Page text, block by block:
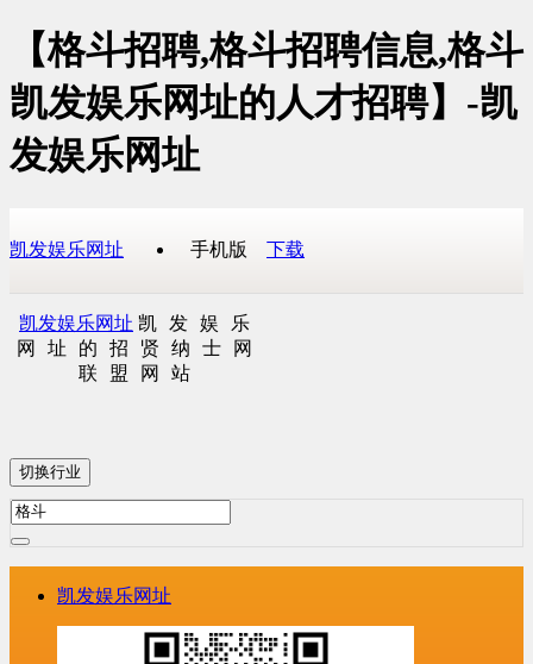
【格斗招聘,格斗招聘信息,格斗
凯发娱乐网址的人才招聘】-凯
发娱乐网址
凯发娱乐网址 手机版 下载
凯发娱乐网址 凯发娱乐
网址的招贤纳士网
联盟网站
切换行业
凯发娱乐网址